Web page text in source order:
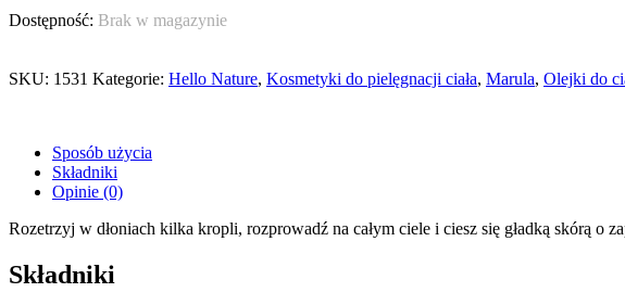
Brak w magazynie
SKU: 1531 Kategorie: Hello Nature, Kosmetyki do pielęgnacji ciała, Marula, Olejki do
Sposób użycia
Składniki
Opinie (0)
Rozetrzyj w dłoniach kilka kropli, rozprowadź na całym ciele i ciesz się gładką skórą o
Składniki